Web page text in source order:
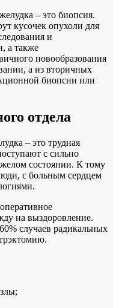
– это биопсия.
кусочек опухоли для
и
а также
новообразования
а из вторичных
биопсии или
отдела
– это трудная
с сильно
состоянии. К тому
с больным сердцем
на выздоровление.
случаев радикальных